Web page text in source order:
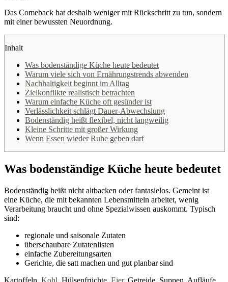
Das Comeback hat deshalb weniger mit Rückschritt zu tun, sondern
mit einer bewussten Neuordnung.
Inhalt
Was bodenständige Küche heute bedeutet
Warum viele sich von Ernährungstrends abwenden
Nachhaltigkeit beginnt im Alltag
Zielkonflikte realistisch betrachten
Warum einfache Küche oft gesünder ist
Verlässlichkeit schlägt Dauer-Abwechslung
Bodenständig heißt flexibel, nicht langweilig
Kleine Schritte mit großer Wirkung
Wenn Essen wieder Ruhe geben darf
Was bodenständige Küche heute bedeutet
Bodenständig heißt nicht altbacken oder fantasielos. Gemeint ist
eine Küche, die mit bekannten Lebensmitteln arbeitet, wenig
Verarbeitung braucht und ohne Spezialwissen auskommt. Typisch
sind:
regionale und saisonale Zutaten
überschaubare Zutatenlisten
einfache Zubereitungsarten
Gerichte, die satt machen und gut planbar sind
Kartoffeln, Kohl, Hülsenfrüchte, Eier, Getreide, Suppen, Aufläufe